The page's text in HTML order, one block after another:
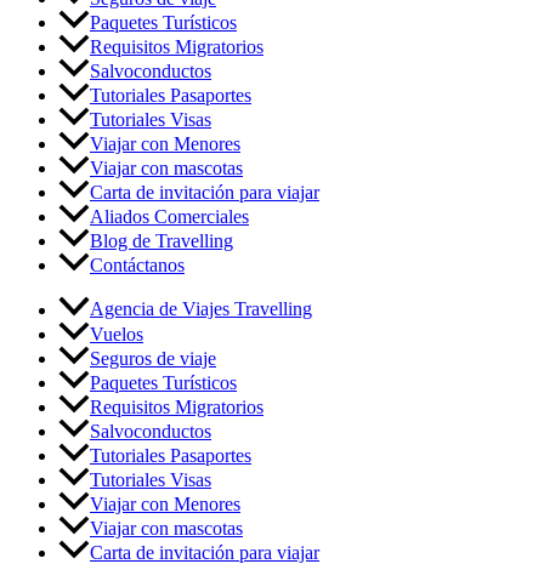
Paquetes Turísticos
Requisitos Migratorios
Salvoconductos
Tutoriales Pasaportes
Tutoriales Visas
Viajar con Menores
Viajar con mascotas
Carta de invitación para viajar
Aliados Comerciales
Blog de Travelling
Contáctanos
Agencia de Viajes Travelling
Vuelos
Seguros de viaje
Paquetes Turísticos
Requisitos Migratorios
Salvoconductos
Tutoriales Pasaportes
Tutoriales Visas
Viajar con Menores
Viajar con mascotas
Carta de invitación para viajar